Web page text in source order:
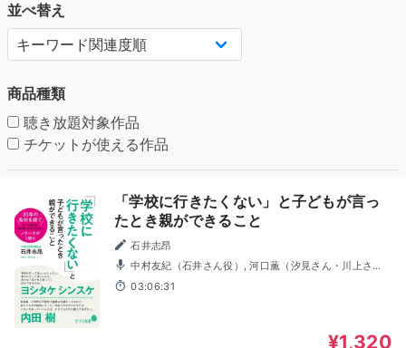
並べ替え
商品種類
聴き放題対象作品
チケットが使える作品
「学校に行きたくない」と子どもが言っ
たとき親ができること
石井志昂
中村友紀（石井さん役）, 河口薫（汐見さん・川上さ
ん）
03:06:31
¥1,320